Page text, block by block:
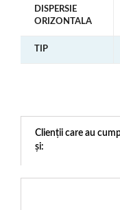
DISPERSIE
ORIZONTALA
TIP
Clienții care au
și: